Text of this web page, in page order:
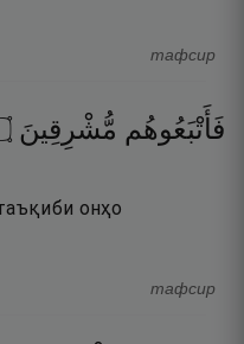
тафсир
فَأَتْبَعُوهُم مُّشْرِقِينَ
онҳо
тафсир